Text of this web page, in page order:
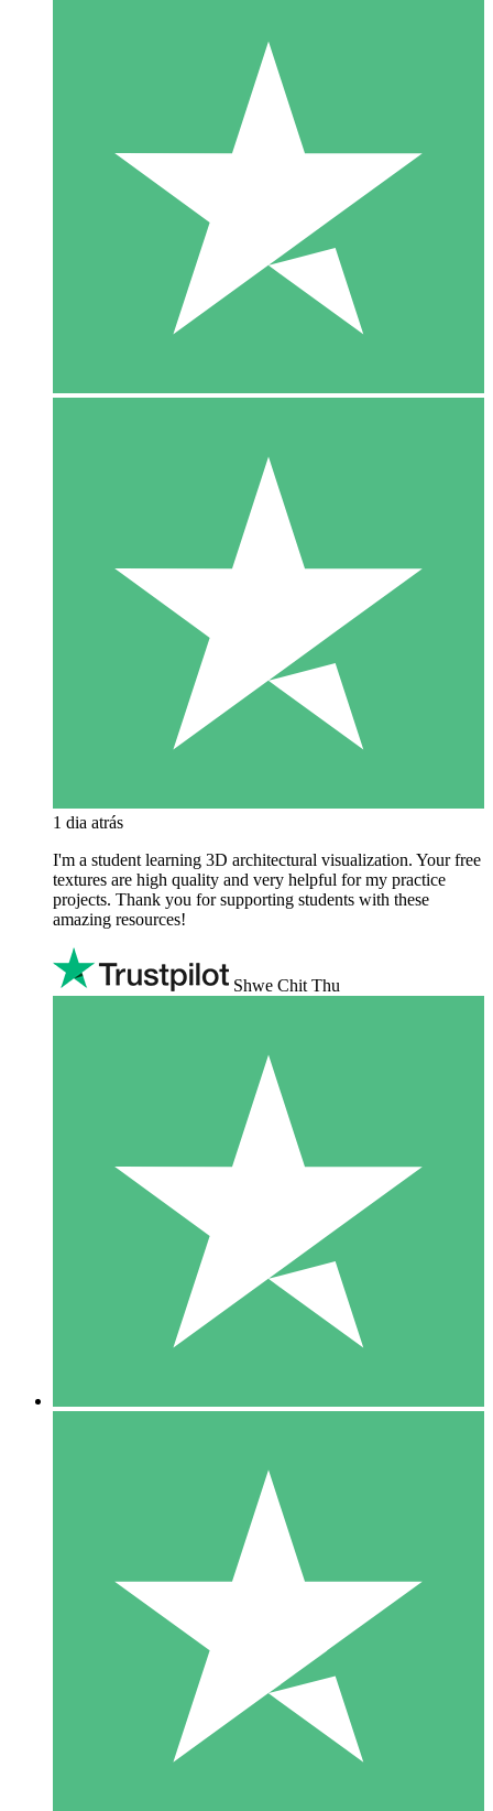
1 dia atrás
I'm a student learning 3D architectural visualization. Your free
textures are high quality and very helpful for my practice
projects. Thank you for supporting students with these
amazing resources!
Shwe Chit Thu